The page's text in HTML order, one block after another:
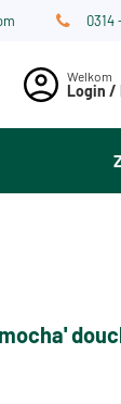
0314
Login /